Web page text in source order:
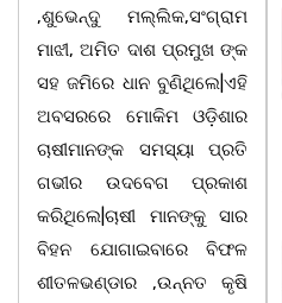
,ଶୁଭେନ୍ଦୁ ମଲ୍ଲିକ,ସଂଗ୍ରାମ
ମାଝୀ, ଅମିତ ଦାଶ ପ୍ରମୁଖ ଙ୍କ
ସହ ଜମିରେ ଧାନ ବୁଣିଥିଲେ|ଏହି
ଅବସରରେ ମୋକିମ ଓଡ଼ିଶାର
ଚାଷୀମାନଙ୍କ ସମସ୍ୟା ପ୍ରତି
ଗଭୀର ଉଦବେଗ ପ୍ରକାଶ
କରିଥିଲେ|ଚାଷୀ ମାନଙ୍କୁ ସାର
ବିହନ ଯୋଗାଇବାରେ ବିଫଳ
ଶୀତଳଭଣ୍ଡାର ,ଉନ୍ନତ କୃଷି